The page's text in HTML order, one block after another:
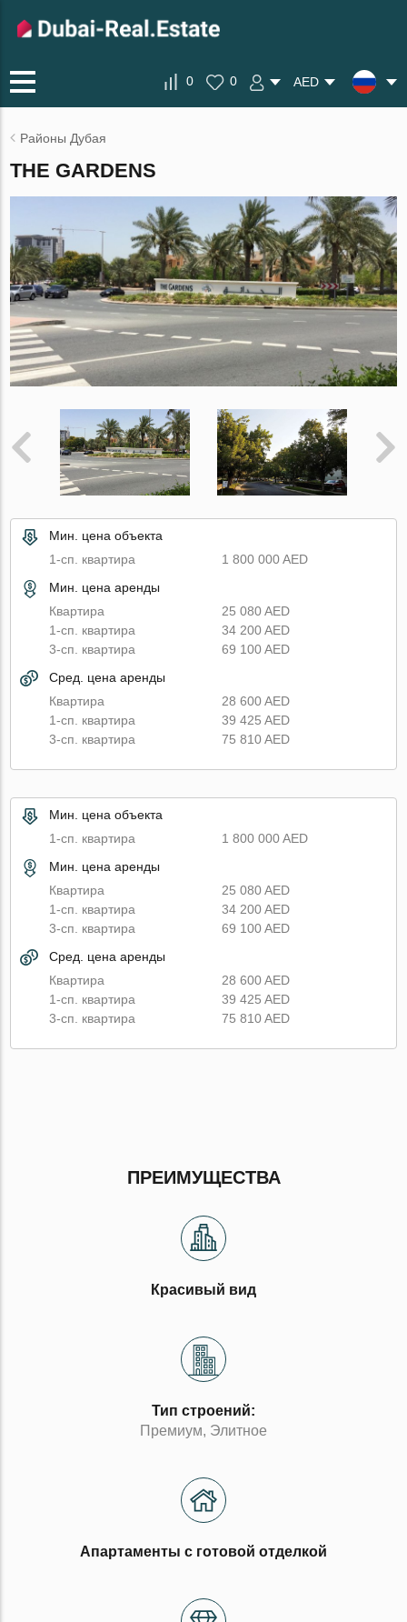
0 0 AED
Районы Дубая
THE GARDENS
Мин. цена объекта
1-сп. квартира
1 800 000 AED
Мин. цена аренды
Квартира
25 080 AED
1-сп. квартира
34 200 AED
3-сп. квартира
69 100 AED
Сред. цена аренды
Квартира
28 600 AED
1-сп. квартира
39 425 AED
3-сп. квартира
75 810 AED
Мин. цена объекта
1-сп. квартира
1 800 000 AED
Мин. цена аренды
Квартира
25 080 AED
1-сп. квартира
34 200 AED
3-сп. квартира
69 100 AED
Сред. цена аренды
Квартира
28 600 AED
1-сп. квартира
39 425 AED
3-сп. квартира
75 810 AED
ПРЕИМУЩЕСТВА
Красивый вид
Тип строений:
Премиум, Элитное
Апартаменты с готовой отделкой